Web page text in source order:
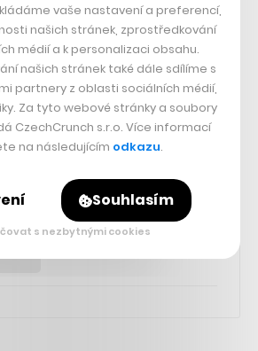
vaše nastavení a preferencí,
našich stránek, zprostředkování
médií a k personalizaci obsahu.
našich stránek také dále sdílíme s
partnery z oblasti sociálních médií,
Za tyto webové stránky a soubory
CzechCrunch s.r.o. Více informací
na následujícím odkazu.
Souhlasím
s nezbytnými cookies